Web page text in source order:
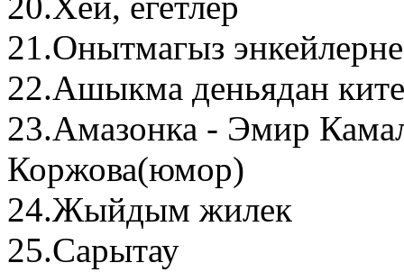
21.Онытмагыз энкейлерне
22.Ашыкма деньядан
23.Амазонка - Эмир
Коржова(юмор)
24.Жыйдым жилек
25.Сарытау